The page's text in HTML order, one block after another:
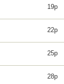
19p
22p
25p
28p